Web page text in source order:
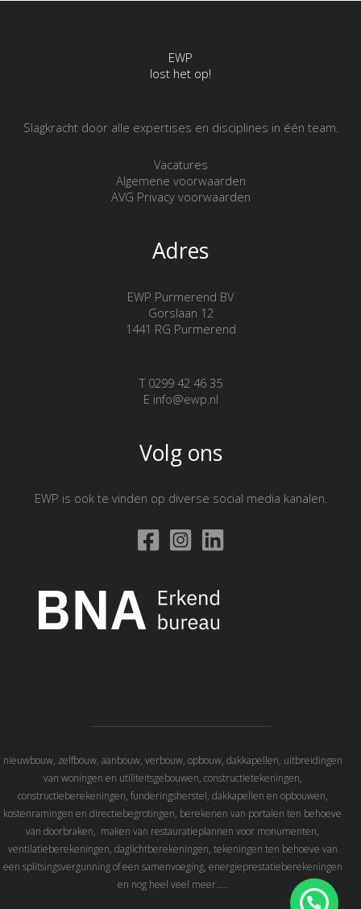
EWP
lost het op!
Slagkracht door alle expertises en disciplines in één team.
Vacatures
Algemene voorwaarden
AVG Privacy voorwaarden
Adres
EWP Purmerend BV
Gorslaan 12
1441 RG Purmerend
T 0299 42 46 35
E info@ewp.nl
Volg ons
EWP is ook te vinden op diverse social media kanalen.
nieuwbouw, zelfbouw, aanbouw, verbouw, opbouw, dakkapellen, uitbreidingen
van woningen en utiliteitsgebouwen, constructietekeningen,
constructieberekeningen, funderingsherstel, dakkapellen en opbouwen,
kostenramingen en directiebegrotingen, berekenen van portalen ten behoeve
van doorbraken, maken van restauratieplannen voor monumenten,
ventilatieberekeningen, daglichtberekeningen, tekeningen ten behoeve van
een splitsingsvergunning of een samenvoeging, energieprestatieberekeningen
en nog heel veel meer…..